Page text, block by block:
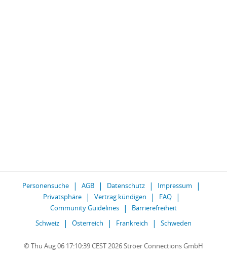
Personensuche AGB Datenschutz
Impressum
Privatsphäre
Vertrag kündigen
FAQ
Community Guidelines
Barrierefreiheit
Schweiz
Österreich Frankreich Schweden
© Thu Aug 06 17:10:39 CEST 2026 Ströer Connections GmbH